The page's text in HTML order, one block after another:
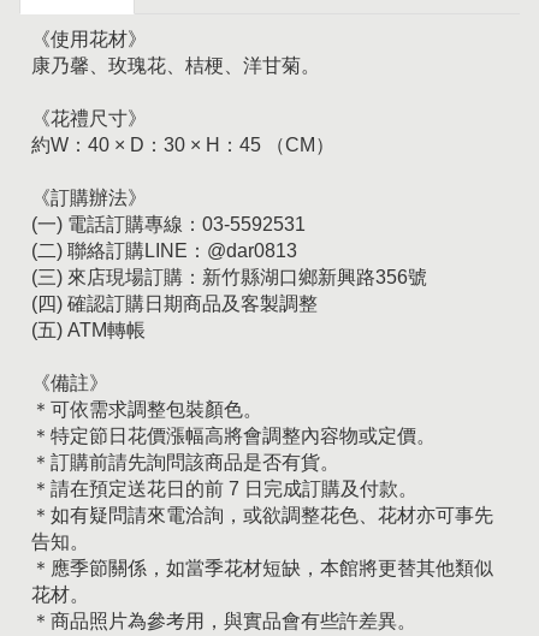
《使用花材》
康乃馨、玫瑰花、桔梗、洋甘菊。
《花禮尺寸》
約W：40 × D：30 × H：45 （CM）
《訂購辦法》
(一) 電話訂購專線：03-5592531
(二) 聯絡訂購LINE：@dar0813
(三) 來店現場訂購：新竹縣湖口鄉新興路356號
(四) 確認訂購日期商品及客製調整
(五) ATM轉帳
《備註》
＊可依需求調整包裝顏色。
＊特定節日花價漲幅高將會調整內容物或定價。
＊訂購前請先詢問該商品是否有貨。
＊請在預定送花日的前 7 日完成訂購及付款。
＊如有疑問請來電洽詢，或欲調整花色、花材亦可事先
告知。
＊應季節關係，如當季花材短缺，本館將更替其他類似
花材。
＊商品照片為參考用，與實品會有些許差異。